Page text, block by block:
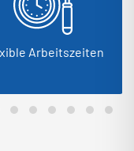
Arbeitszeiten